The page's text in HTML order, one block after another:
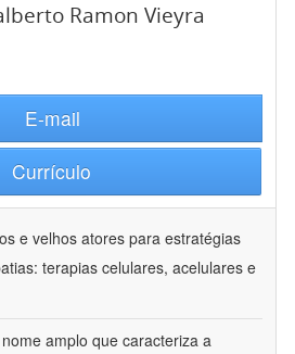
Ramon Vieyra
E-mail
Currículo
e velhos atores para estratégias
terapias celulares, acelulares e
amplo que caracteriza a